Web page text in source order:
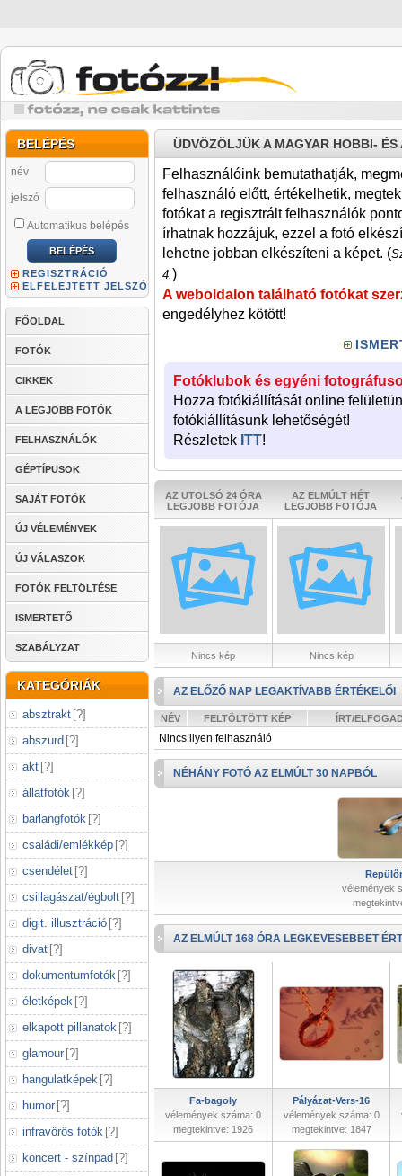
BELÉPÉS
név
jelszó
Automatikus belépés
REGISZTRÁCIÓ
ELFELEJTETT JELSZÓ
FŐOLDAL
FOTÓK
CIKKEK
A LEGJOBB FOTÓK
FELHASZNÁLÓK
GÉPTÍPUSOK
SAJÁT FOTÓK
ÚJ VÉLEMÉNYEK
ÚJ VÁLASZOK
FOTÓK FELTÖLTÉSE
ISMERTETŐ
SZABÁLYZAT
KATEGÓRIÁK
absztrakt [?]
abszurd [?]
akt [?]
állatfotók [?]
barlangfotók [?]
családi/emlékkép [?]
csendélet [?]
csillagászat/égbolt [?]
digit. illusztráció [?]
divat [?]
dokumentumfotók [?]
életképek [?]
elkapott pillanatok [?]
glamour [?]
hangulatképek [?]
humor [?]
infravörös fotók [?]
koncert - színpad [?]
ÜDVÖZÖLJÜK A MAGYAR HOBBI-
Felhasználóink bemutathatják,
felhasználó előtt, értékelhetik,
fotókat a regisztrált felhasználók
írhatnak hozzájuk, ezzel a fotó
lehetne jobban elkészíteni a képet. (
4.)
A weboldalon található fotókat
engedélyhez kötött!
Fotóklubok és egyéni
Hozza fotókiállítását online
fotókiállításunk lehetőségét!
Részletek ITT!
AZ UTOLSÓ 24 ÓRA
LEGJOBB FOTÓJA
AZ ELMÚLT HÉT
LEGJOBB FOTÓJA
Nincs kép Nincs kép
AZ ELŐZŐ NAP LEGAKTÍVABB ÉRTÉKELŐI
NÉV FELTÖLTÖTT KÉP ÍRT/
Nincs ilyen felhasználó
NÉHÁNY FOTÓ AZ ELMÚLT 30 NAPBÓL
vélemények
AZ ELMÚLT 168 ÓRA LEGKEVESEBBET
Fa-bagoly
vélemények száma: 0
megtekintve: 1926
Pályázat-Vers-16
vélemények száma: 0
megtekintve: 1847